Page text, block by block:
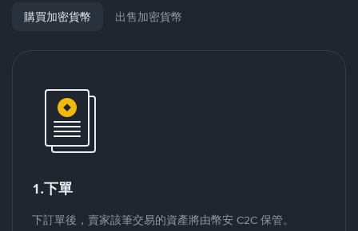
購買加密貨幣 出售加密貨幣
1.下單
下訂單後，賣家該筆交易的資產將由幣安 C2C 保管。